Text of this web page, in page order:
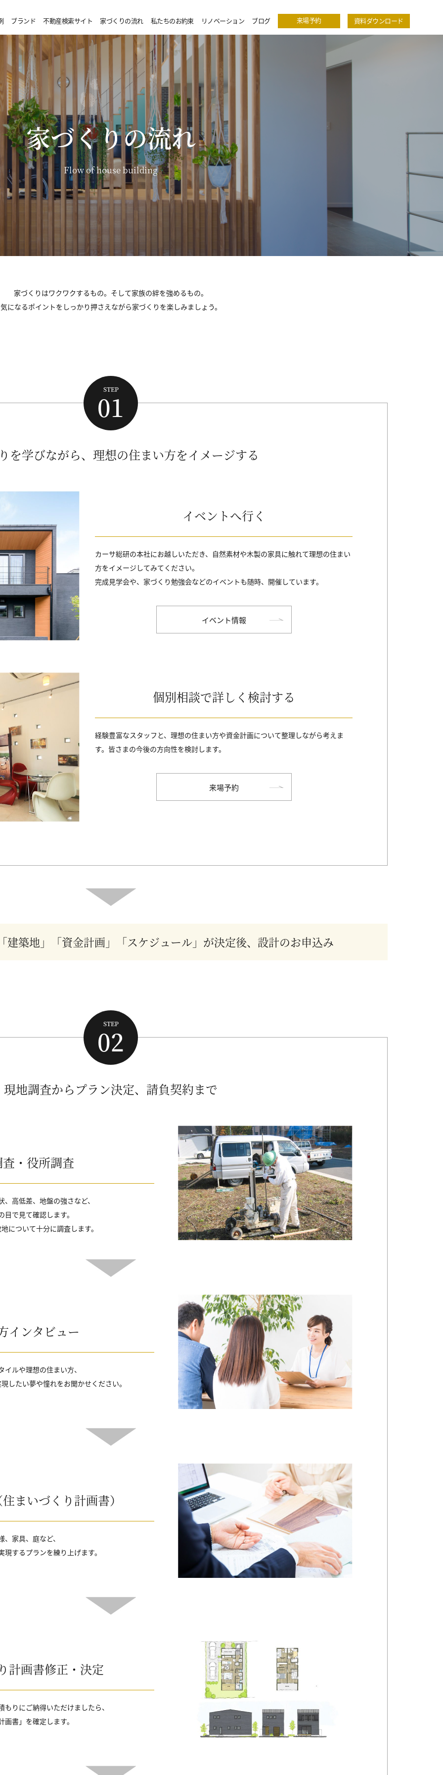
ブランド 不動産検索サイト 家づくりの流れ 私たちのお約束 リノベーション ブログ 来場予約 資料ダウンロード
家づくりの流れ
Flow of house building
家づくりはワクワクするもの。 そして家族の絆を強めるもの。
気になるポイントをしっかり押さえながら家づくりを楽しみましょう。
STEP
01
を学びながら、 理想の住まい方をイメージする
イベントへ行く
カーサ総研の本社にお越しいただき、自然素材や木製の家具に触れて理想の住まい
方をイメージしてみてください。
完成見学会や、家づくり勉強会などのイベントも随時、開催しています。
イベント情報
個別相談で詳しく検討する
経験豊富なスタッフと、理想の住まい方や資金計画について整理しながら考えま
す。皆さまの今後の方向性を検討します。
来場予約
建築地」「資金計画」「スケジュール」が決定後、設計のお申込み
STEP
02
現地調査からプラン決定、 請負契約まで
・役所調査
高低差、地盤の強さなど、
で見て確認します。
について十分に調査します。
インタビュー
ルや理想の住まい方、
したい夢や憧れをお聞かせください。
まいづくり計画書）
、家具、庭など、
するプランを練り上げます。
計画書修正・決定
りにご納得いただけましたら、
書」を確定します。